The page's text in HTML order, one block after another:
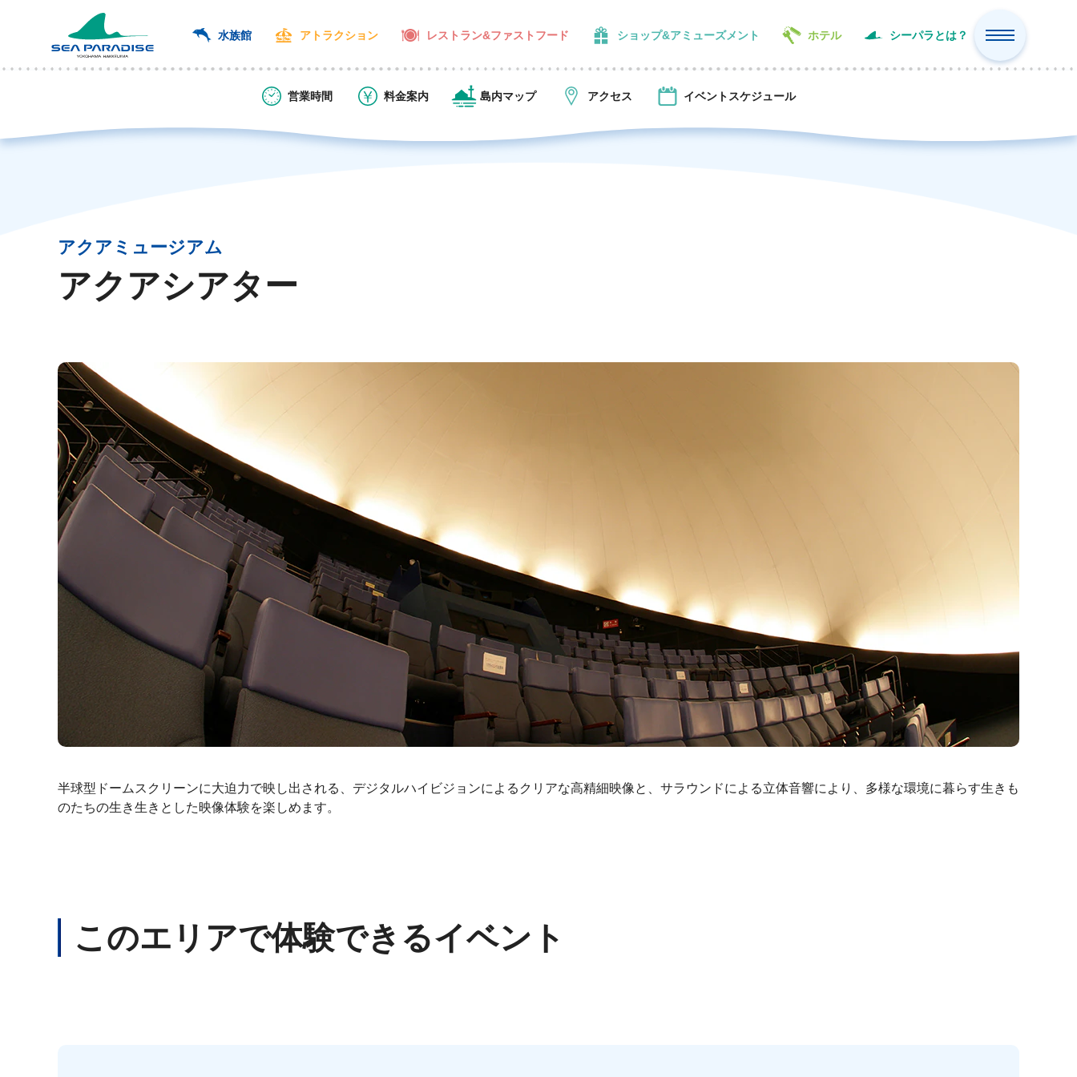
水族館 アトラクション レストラン&ファストフード ショップ&アミューズメント ホテル シーパラとは？
営業時間 料金案内 島内マップ アクセス イベント スケジュール
アクアミュージアム
アクアシアター
半球型ドームスクリーンに大迫力で映し出される、デジタルハイビジョンによるクリアな高精細映像と、サラウンドによる立体音響により、多様な環境に暮らす生きも
のたちの生き生きとした映像体験を楽しめます。
このエリアで体験できるイベント